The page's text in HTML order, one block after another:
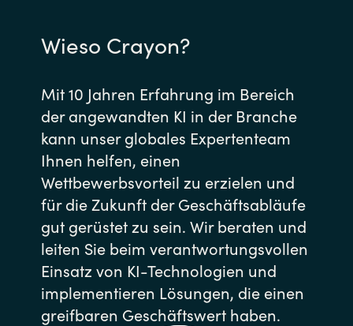
Wieso Crayon?
Mit 10 Jahren Erfahrung im Bereich
der angewandten KI in der Branche
kann unser globales Expertenteam
Ihnen helfen, einen
Wettbewerbsvorteil zu erzielen und
für die Zukunft der Geschäftsabläufe
gut gerüstet zu sein. Wir beraten und
leiten Sie beim verantwortungsvollen
Einsatz von KI-Technologien und
implementieren Lösungen, die einen
greifbaren Geschäftswert haben.